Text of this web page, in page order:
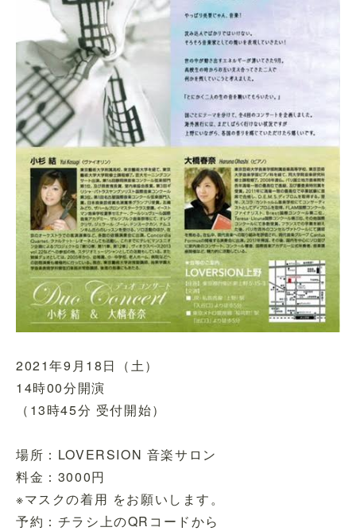
2021年9月18日（土）
14時00分開演
（13時45分 受付開始）
場所：LOVERSION 音楽サロン
料金：3000円
※マスクの着用 をお願いします。
予約：チラシ上のQRコードから